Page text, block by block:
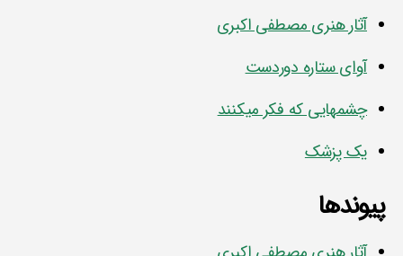
آثار هنری مصطفی اکبری
آوای ستاره دوردست
چشمهایی که فکر میکنند
یک پزشک
پیوندها